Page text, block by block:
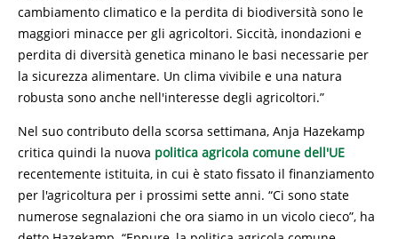
cambiamento climatico e la perdita di biodiversità sono le
maggiori minacce per gli agricoltori. Siccità, inondazioni e
perdita di diversità genetica minano le basi necessarie per
la sicurezza alimentare. Un clima vivibile e una natura
robusta sono anche nell'interesse degli agricoltori.”
Nel suo contributo della scorsa settimana, Anja Hazekamp
critica quindi la nuova politica agricola comune dell'UE
recentemente istituita, in cui è stato fissato il finanziamento
per l'agricoltura per i prossimi sette anni. “Ci sono state
numerose segnalazioni che ora siamo in un vicolo cieco”, ha